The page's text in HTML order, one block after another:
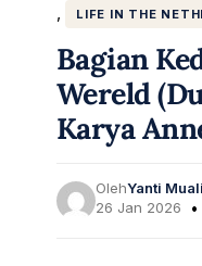
, LIFE IN THE
Bagian
Wereld
Karya
OlehYanti
26 Jan 2026